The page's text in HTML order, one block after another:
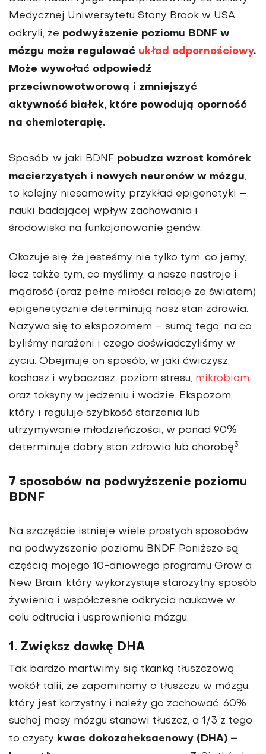
Medycznej Uniwersytetu Stony Brook w USA
odkryli, że podwyż­szenie poziomu BDNF w
mózgu może regulować układ odporno­ściowy.
Może wywołać odpowiedź
przeciwnowotworową i zmniejszyć
aktywność białek, które powodu­ją oporność
na chemioterapię.
Sposób, w jaki BDNF pobudza wzrost komórek
macierzystych i no­wych neuronów w mózgu,
to kolejny niesamowity przykład epigenetyki –
nauki badającej wpływ zachowa­nia i
środowiska na funkcjonowanie genów.
Okazuje się, że jesteśmy nie tylko tym, co jemy,
lecz także tym, co myślimy, a nasze nastroje i
mą­drość (oraz pełne miłości relacje ze światem)
epigenetycznie determi­nują nasz stan zdrowia.
Nazywa się to ekspozomem – sumą tego, na co
byliśmy narażeni i czego doświad­czyliśmy w
życiu. Obejmuje on spo­sób, w jaki ćwiczysz,
kochasz i wyba­czasz, poziom stresu, mikrobiom
oraz toksyny w jedzeniu i wodzie. Ekspo­zom,
który i reguluje szybkość sta­rzenia lub
utrzymywanie młodzień­czości, w ponad 90%
determinuje dobry stan zdrowia lub chorobę3.
7 sposobów na podwyższenie poziomu
BDNF
Na szczęście istnieje wiele pro­stych sposobów
na podwyższenie poziomu BNDF. Poniższe są
częścią mojego 10-dniowego programu Grow a
New Brain, który wykorzystuje sta­rożytny sposób
żywienia i współ­czesne odkrycia naukowe w
celu odtrucia i usprawnienia mózgu.
1. Zwiększ dawkę DHA
Tak bardzo martwimy się tkanką tłuszczową
wokół talii, że zapominamy o tłuszczu w mó­zgu,
który jest korzystny i należy go zachować. 60%
suchej masy mózgu stanowi tłuszcz, a 1/3 z tego
to czysty kwas dokozaheksaeno­wy (DHA) –